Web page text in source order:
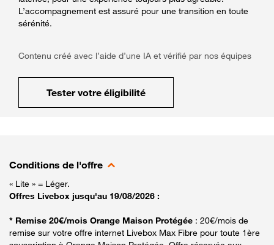
L’accompagnement est assuré pour une transition en toute
sérénité.
Contenu créé avec l’aide d’une IA et vérifié par nos équipes
Tester votre éligibilité
Conditions de l'offre
« Lite » = Léger.
Offres Livebox jusqu'au 19/08/2026 :
* Remise 20€/mois Orange Maison Protégée : 20€/mois de
remise sur votre offre internet Livebox Max Fibre pour toute 1ère